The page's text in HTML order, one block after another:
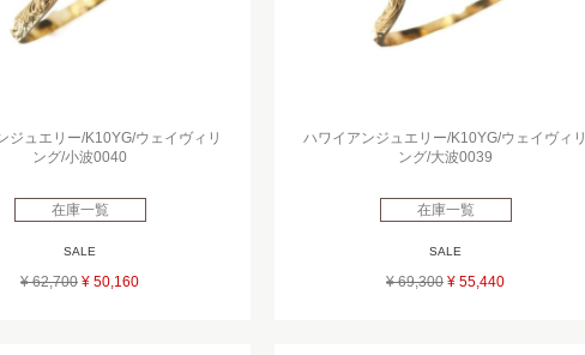
ジュエリー/K10YG/ウェイヴィリ
ング/小波0040
在庫一覧
SALE
¥ 62,700 ¥ 50,160
ハワイアンジュエリー/K10YG/ウェイヴィリ
ング/大波0039
在庫一覧
SALE
¥ 69,300 ¥ 55,440